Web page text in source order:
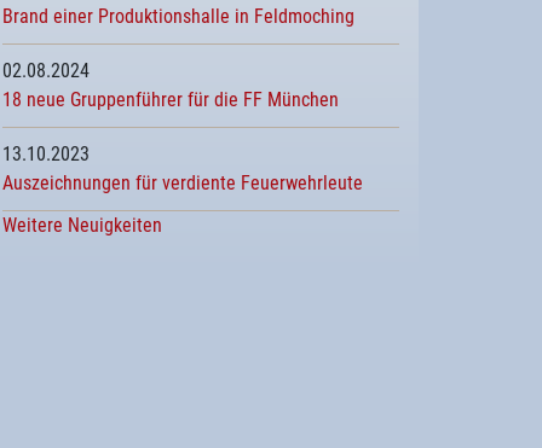
Brand einer Produktionshalle in Feldmoching
02.08.2024
18 neue Gruppenführer für die FF München
13.10.2023
Auszeichnungen für verdiente Feuerwehrleute
Weitere Neuigkeiten